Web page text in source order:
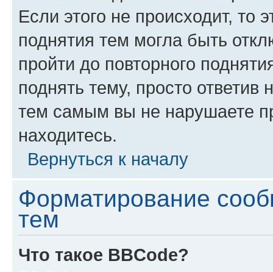
Если этого не происходит, то
поднятия тем могла быть
пройти до повторного
поднять тему, просто ответив
тем самым вы не нарушаете
находитесь.
Вернуться к началу
Форматирование
тем
Что такое BBCode?